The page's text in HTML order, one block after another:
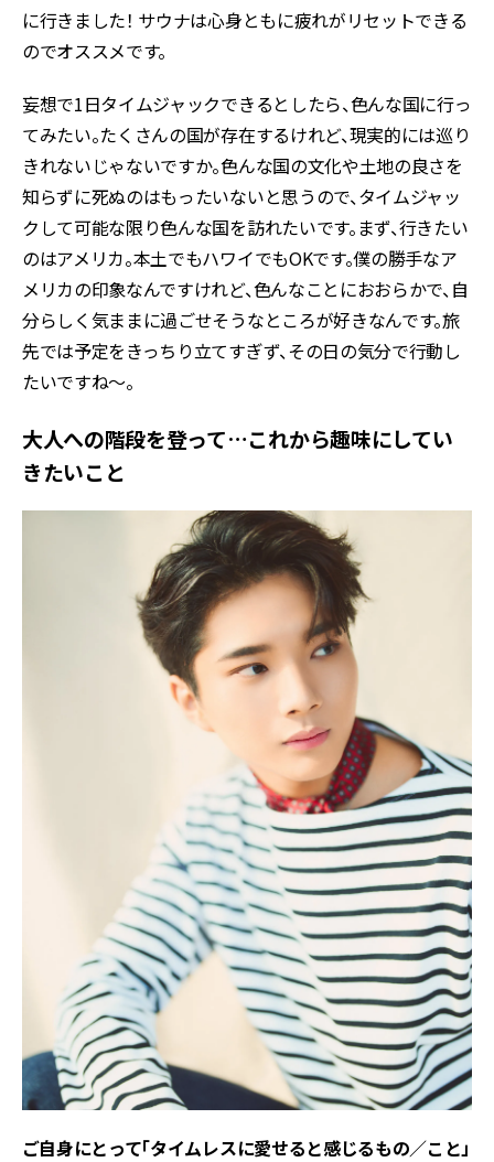
に行きました！ サウナは心身ともに疲れがリセットできる
のでオススメです。
妄想で1日タイムジャックできるとしたら、色んな国に行っ
てみたい。たくさんの国が存在するけれど、現実的には巡り
きれないじゃないですか。色んな国の文化や土地の良さを
知らずに死ぬのはもったいないと思うので、タイムジャッ
クして可能な限り色んな国を訪れたいです。まず、行きたい
のはアメリカ。本土でもハワイでもOKです。僕の勝手なア
メリカの印象なんですけれど、色んなことにおおらかで、自
分らしく気ままに過ごせそうなところが好きなんです。旅
先では予定をきっちり立てすぎず、その日の気分で行動し
たいですね〜。
大人への階段を登って…これから趣味にしてい
きたいこと
――ご自身にとって「タイムレスに愛せると感じるもの／こと」